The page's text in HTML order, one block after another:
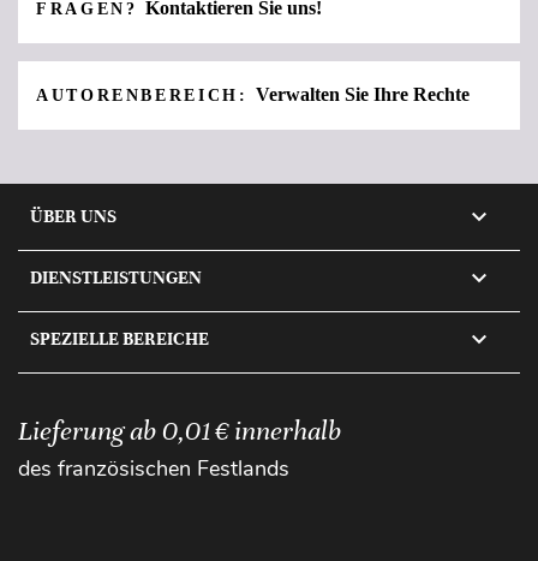
FRAGEN?Kontaktieren Sie uns!
AUTORENBEREICH:Verwalten Sie Ihre Rechte
ÜBER UNS 
DIENSTLEISTUNGEN 
SPEZIELLE BEREICHE 
Lieferung ab 0,01 € innerhalb
des französischen Festlands